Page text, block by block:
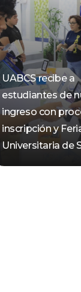
UABCS recibe a
estudiantes de
ingreso con
inscripción y
Universitaria de